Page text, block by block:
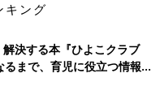
キング
決する本『ひよこクラブ
まで、育児に役立つ情報が